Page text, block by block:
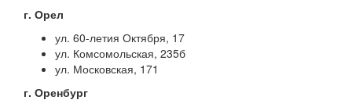
г. Орел
ул. 60-летия Октября, 17
ул. Комсомольская, 235б
ул. Московская, 171
г. Оренбург